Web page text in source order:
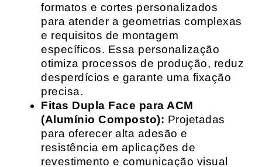
formatos e cortes personalizados
para atender a geometrias complexas
e requisitos de montagem
específicos. Essa personalização
otimiza processos de produção, reduz
desperdícios e garante uma fixação
precisa.
Fitas Dupla Face para ACM
(Alumínio Composto): Projetadas
para oferecer alta adesão e
resistência em aplicações de
revestimento e comunicação visual